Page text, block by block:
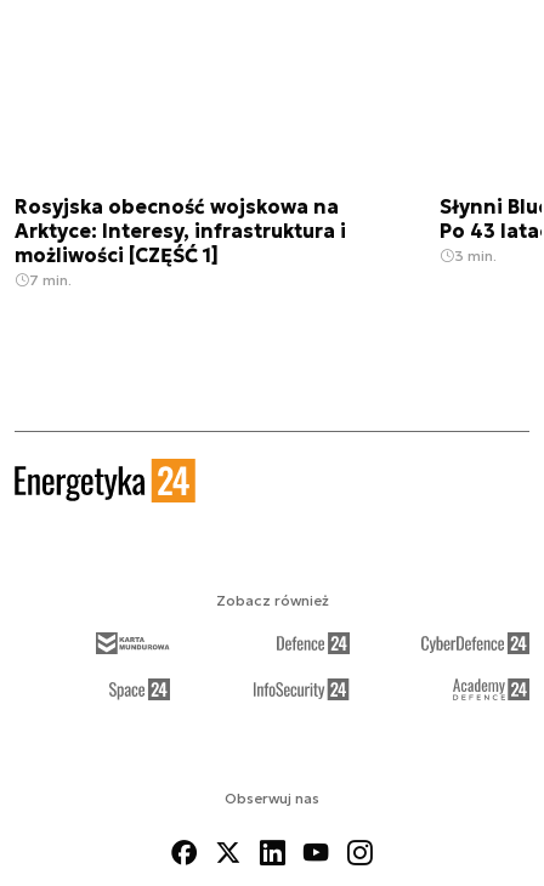
Rosyjska obecność wojskowa na
Arktyce: Interesy, infrastruktura i
możliwości [CZĘŚĆ 1]
7 min.
Słynni
Po 43
3 min.
Obserwuj nas
Zobacz również